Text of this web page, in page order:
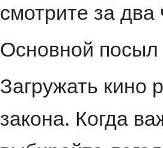
смотрите за два
Основной посыл
Загружать
закона. Когда